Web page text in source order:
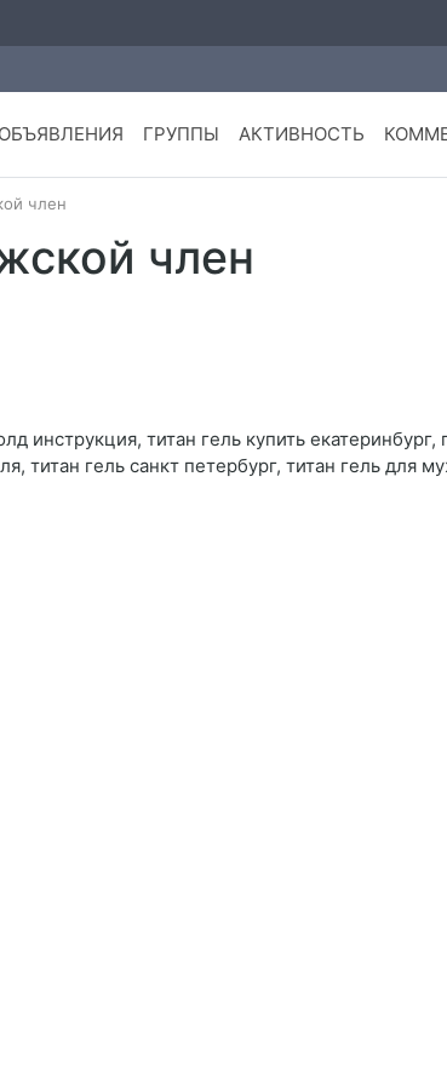
ОБЪЯВЛЕНИЯ ГРУППЫ АКТИВНОСТЬ
член
член
инструкция, титан гель купить
титан гель санкт петербург, титан гель для